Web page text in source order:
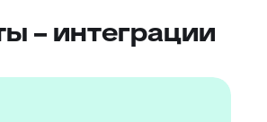
– интеграции